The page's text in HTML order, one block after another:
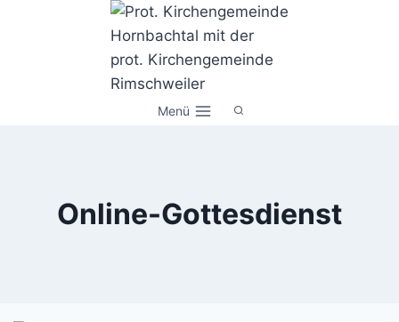
Menü
Online-Gottesdienst